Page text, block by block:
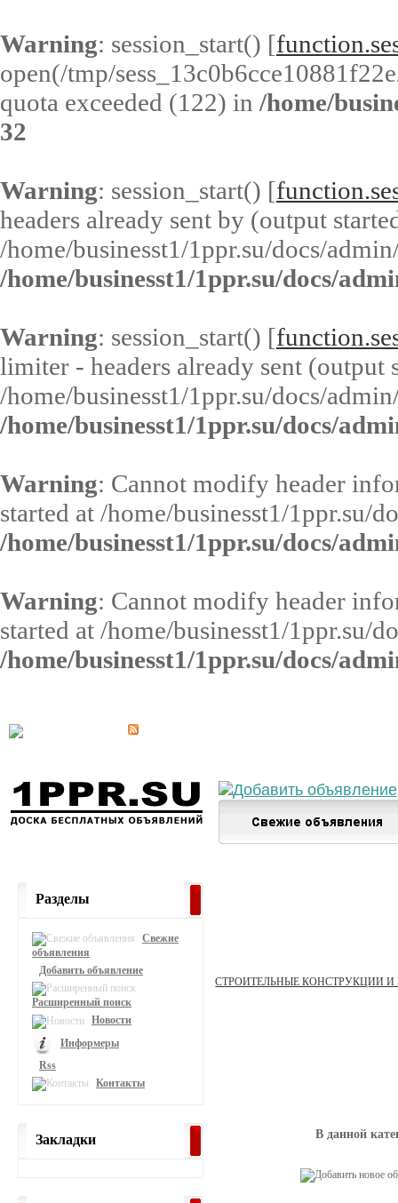
Warning: session_start() [
open(/tmp/
quota exceeded (122) in /home/
32
Warning: session_start() [
headers already sent by (output
/home/businesst1/1ppr.su/docs/
/home/businesst1/1ppr.su/docs/
Warning: session_start() [
limiter - headers already sent (output
/home/businesst1/1ppr.su/docs/
/home/businesst1/1ppr.su/docs/
Warning: Cannot modify header
started at /home/businesst1/1ppr.su/
/home/businesst1/1ppr.su/docs/
Warning: Cannot modify header
started at /home/businesst1/1ppr.su/
/home/businesst1/1ppr.su/docs/
СТРОИТЕЛЬНЫЕ КОНСТРУКЦИИ И
В данной
Разделы
Свежие
объявления
Добавить объявление
Расширенный поиск
Новости
Информеры
Rss
Контакты
Закладки